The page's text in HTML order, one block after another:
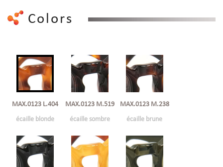
Colors
MAX.0123 L.404
écaille blonde
MAX.0123 M.519
écaille sombre
MAX.0123 M.238
écaille brune